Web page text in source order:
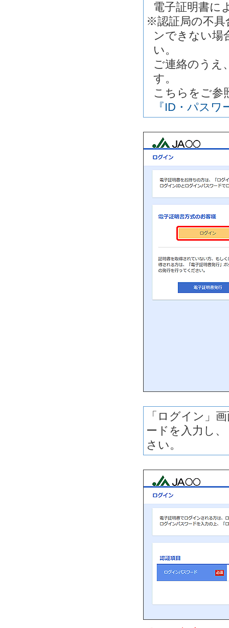
電子証明書に
※認証局の不具
ンできない場
い。
ご連絡のうえ
す。
こちらをご参
『ID・パス
「ログイン」
ードを入力し
さい。